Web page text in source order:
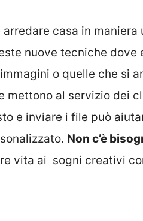
arredare casa in
nuove tecniche
o quelle che si
mettono al servizio dei
e inviare i file può
Non c’è
vita ai sogni creativi